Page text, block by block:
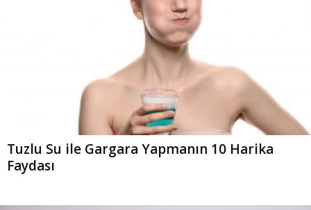
Tuzlu Su ile Gargara Yapmanın 10 Harika
Faydası